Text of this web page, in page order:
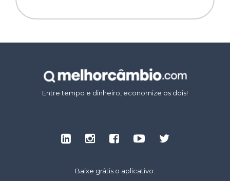
Entre tempo e dinheiro, economize os dois!
Baixe grátis o aplicativo: